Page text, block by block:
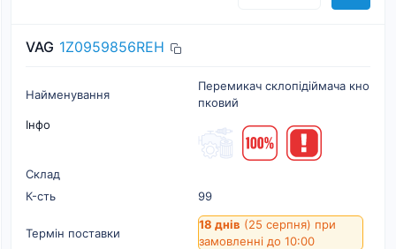
VAG 1Z0959856REH
Найменування
Перемикач склопiдiймача кно
пковий
Інфо
Склад
К-cть
99
Термін поставки
18 днів (25 серпня) при
замовленні до 10:00